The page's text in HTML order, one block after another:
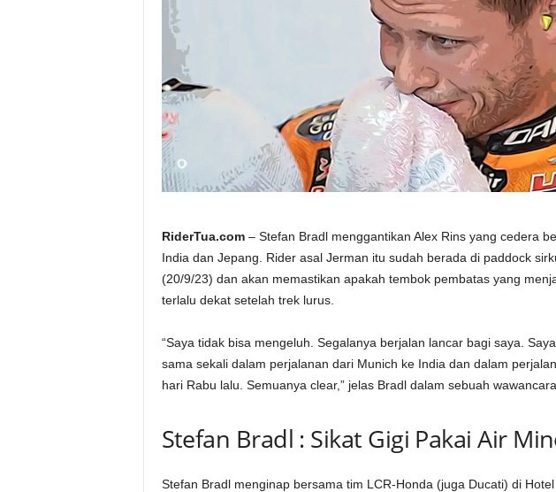
o
m
RiderTua.com– Stefan Bradl menggantikan Alex Rins yang cedera
India dan Jepang. Rider asal Jerman itu sudah berada di paddock
(20/9/23) dan akan memastikan apakah tembok pembatas yang
terlalu dekat setelah trek lurus.
“Saya tidak bisa mengeluh. Segalanya berjalan lancar bagi saya.
sama sekali dalam perjalanan dari Munich ke India dan dalam
hari Rabu lalu. Semuanya clear,” jelas Bradl dalam sebuah
Stefan Bradl : Sikat Gigi Pakai Air
Stefan Bradl menginap bersama tim LCR-Honda (juga Ducati) di